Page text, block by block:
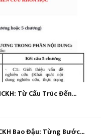
Từ Cấu Trúc Đến...
Bao Đậu: Từng Bước...